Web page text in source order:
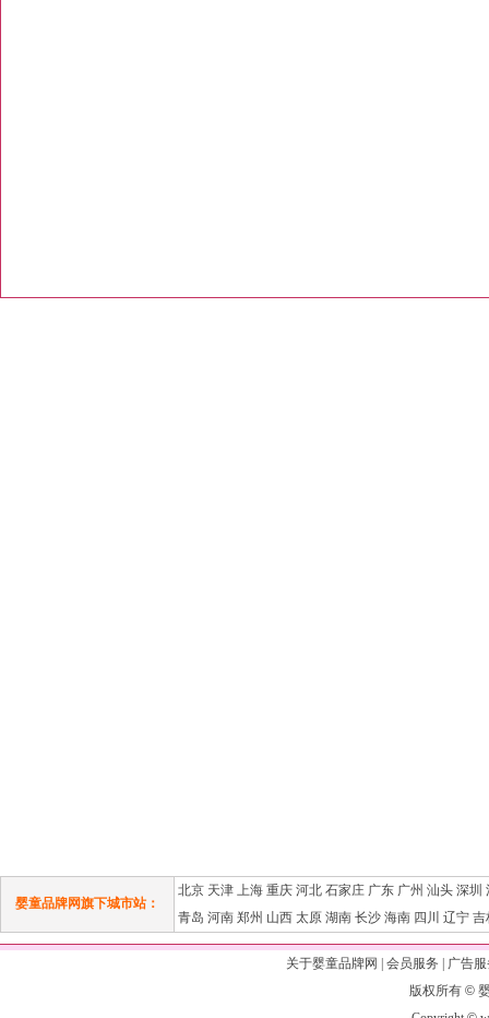
婴童品牌网旗下城市站：
北京 天津 上海 重庆 河北 石家庄 广东 广州 汕头 深圳
青岛 河南 郑州 山西 太原 湖南 长沙 海南 四川 辽宁 吉
关于婴童品牌网 会员服务
广告
版权所有 ©